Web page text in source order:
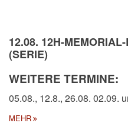
12.08. 12H-
(SERIE)
WEITERE TERMINE:
05.08., 12.8., 26.08. 02.09.
MEHR